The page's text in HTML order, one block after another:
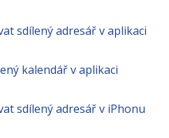
sdílený adresář v aplikaci
kalendář v aplikaci
sdílený adresář v iPhonu